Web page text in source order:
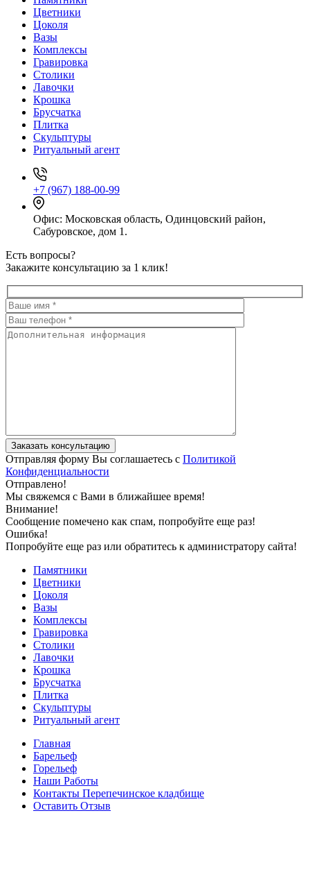
Цветники
Цоколя
Вазы
Комплексы
Гравировка
Столики
Лавочки
Крошка
Брусчатка
Плитка
Скульптуры
Ритуальный агент
+7 (967) 188-00-99
Офис: Московская область, Одинцовский район,
Сабуровское, дом 1.
Есть вопросы?
Закажите консультацию за 1 клик!
Отправляя форму Вы соглашаетесь с Политикой
Конфиденциальности
Отправлено!
Мы свяжемся с Вами в ближайшее время!
Внимание!
Сообщение помечено как спам, попробуйте еще раз!
Ошибка!
Попробуйте еще раз или обратитесь к администратору сайта!
Памятники
Цветники
Цоколя
Вазы
Комплексы
Гравировка
Столики
Лавочки
Крошка
Брусчатка
Плитка
Скульптуры
Ритуальный агент
Главная
Барельеф
Горельеф
Наши Работы
Контакты Перепечинское кладбище
Оставить Отзыв